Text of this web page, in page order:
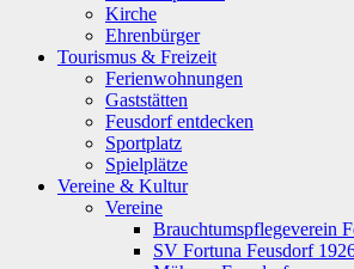
Kirche
Ehrenbürger
Tourismus & Freizeit
Ferienwohnungen
Gaststätten
Feusdorf entdecken
Sportplatz
Spielplätze
Vereine & Kultur
Vereine
Brauchtumspflegeverein
SV Fortuna Feusdorf